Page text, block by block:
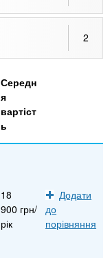
2
Середн
я
вартіст
ь
18
900 грн/
рік
Додати
до
порівняння